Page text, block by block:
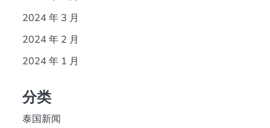
2024 年 3 月
2024 年 2 月
2024 年 1 月
分类
泰国新闻